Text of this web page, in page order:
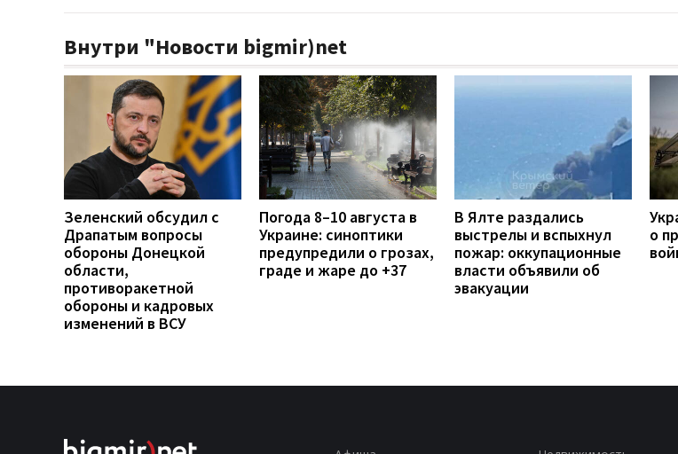
Внутри "Новости bigmir)net
Зеленский обсудил с
Драпатым вопросы
обороны Донецкой
области,
противоракетной
обороны и кадровых
изменений в ВСУ
Погода 8–10 августа в
Украине: синоптики
предупредили о грозах,
граде и жаре до +37
В Ялте раздались
выстрелы и вспыхнул
пожар: оккупационные
власти объявили об
эвакуации
о